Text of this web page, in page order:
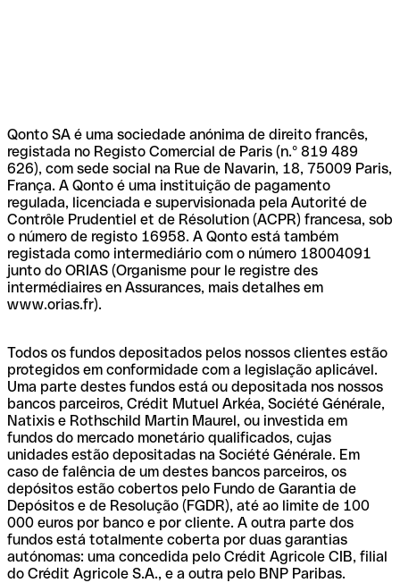
Qonto SA é uma sociedade anónima de direito francês,
registada no Registo Comercial de Paris (n.º 819 489
626), com sede social na Rue de Navarin, 18, 75009 Paris,
França. A Qonto é uma instituição de pagamento
regulada, licenciada e supervisionada pela Autorité de
Contrôle Prudentiel et de Résolution (ACPR) francesa, sob
o número de registo 16958. A Qonto está também
registada como intermediário com o número 18004091
junto do ORIAS (Organisme pour le registre des
intermédiaires en Assurances, mais detalhes em
www.orias.fr).
Todos os fundos depositados pelos nossos clientes estão
protegidos em conformidade com a legislação aplicável.
Uma parte destes fundos está ou depositada nos nossos
bancos parceiros, Crédit Mutuel Arkéa, Société Générale,
Natixis e Rothschild Martin Maurel, ou investida em
fundos do mercado monetário qualificados, cujas
unidades estão depositadas na Société Générale. Em
caso de falência de um destes bancos parceiros, os
depósitos estão cobertos pelo Fundo de Garantia de
Depósitos e de Resolução (FGDR), até ao limite de 100
000 euros por banco e por cliente. A outra parte dos
fundos está totalmente coberta por duas garantias
autónomas: uma concedida pelo Crédit Agricole CIB, filial
do Crédit Agricole S.A., e a outra pelo BNP Paribas.